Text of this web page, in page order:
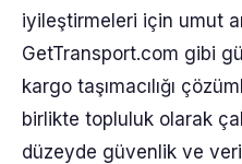
iyileştirmeleri için umut
GetTransport.com gibi
kargo taşımacılığı
birlikte topluluk olarak
düzeyde güvenlik ve